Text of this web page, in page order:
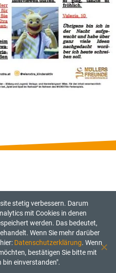
stetig verbessern. Darum
mit Cookies in denen
werden. Das bedeutet,
Wenn Sie mehr darüber
Datenschutzerklärung. Wenn
bestätigen Sie bitte mit
bin einverstanden".